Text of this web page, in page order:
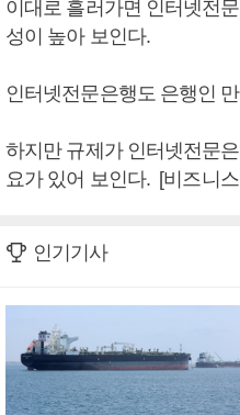
이대로 흘러가면 인터넷전
성이 높아 보인다.
인터넷전문은행도 은행인
하지만 규제가 인터넷전문
요가 있어 보인다. [비즈니
인기기사